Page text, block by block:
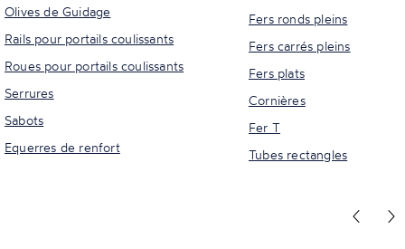
Olives de Guidage
Rails pour portails coulissants
Roues pour portails coulissants
Serrures
Sabots
Equerres de renfort
Fers ronds pleins
Fers carrés pleins
Fers plats
Cornières
Fer T
Tubes rectangles